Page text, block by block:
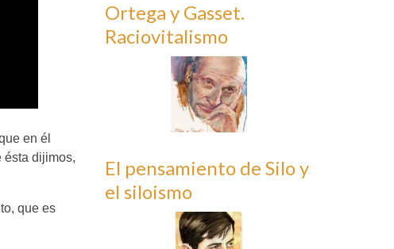
en él
ésta dijimos,
que es
Ortega y Gasset.
Raciovitalismo
El pensamiento de Silo y
el siloismo